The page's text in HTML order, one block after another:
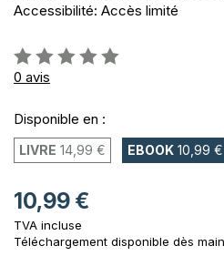
Accessibilité: Accès limité
Évaluation:
0%
0 avis
Disponible en :
LIVRE 14,99 € EBOOK 10,99 €
10,99 €
TVA incluse
Téléchargement disponible dès